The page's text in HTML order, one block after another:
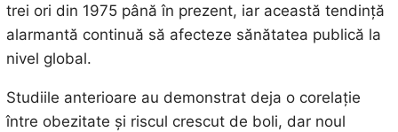
trei ori din 1975 până în prezent, iar această tendință
alarmantă continuă să afecteze sănătatea publică la
nivel global.
Studiile anterioare au demonstrat deja o corelație
între obezitate și riscul crescut de boli, dar noul